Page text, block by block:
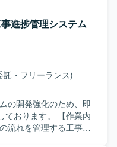
的に対応いただける方
の高い業務ドメインの
進捗管理システム
託・フリーランス)
の開発強化のため、即
す。 【作業内
流れを管理する工事進